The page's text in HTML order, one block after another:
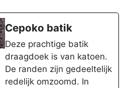
Cepoko batik
Deze prachtige batik
draagdoek is van katoen.
De randen zijn gedeeltelijk
redelijk omzoomd. In